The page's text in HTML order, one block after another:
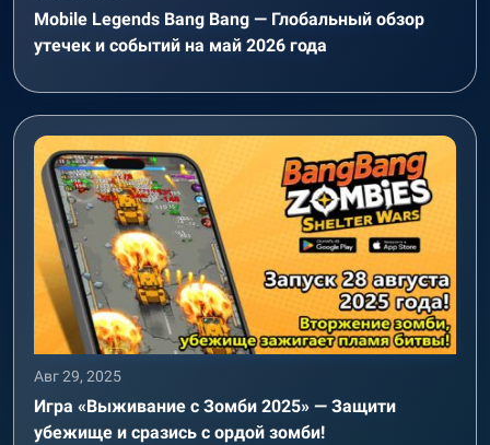
Mobile Legends Bang Bang — Глобальный обзор
утечек и событий на май 2026 года
Авг 29, 2025
Игра «Выживание с Зомби 2025» — Защити
убежище и сразись с ордой зомби!